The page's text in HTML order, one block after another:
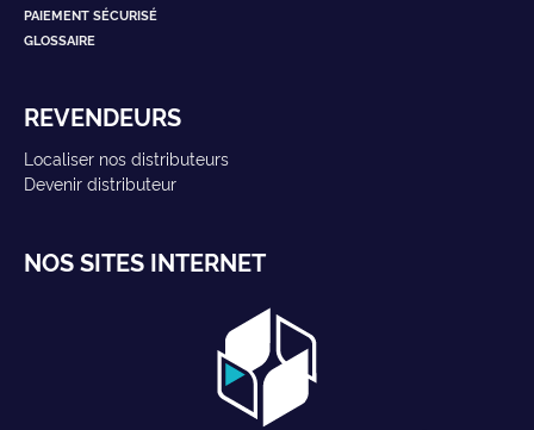
PAIEMENT SÉCURISÉ
GLOSSAIRE
REVENDEURS
Localiser nos distributeurs
Devenir distributeur
NOS SITES INTERNET